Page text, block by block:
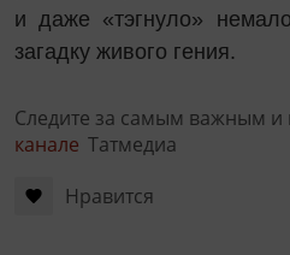
и даже «тэгнуло»
загадку живого гения.
Следите за самым важным и
канале Татмедиа
Нравится